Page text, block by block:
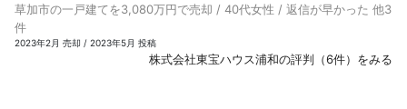
草加市の一戸建てを3,080万円で売却 / 40代女性 / 返信が早かった 他3
件
2023年2月 売却 / 2023年5月 投稿
株式会社東宝ハウス浦和の評判（6件）をみる